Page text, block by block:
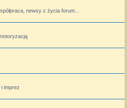
newsy z życia forum...
imprez